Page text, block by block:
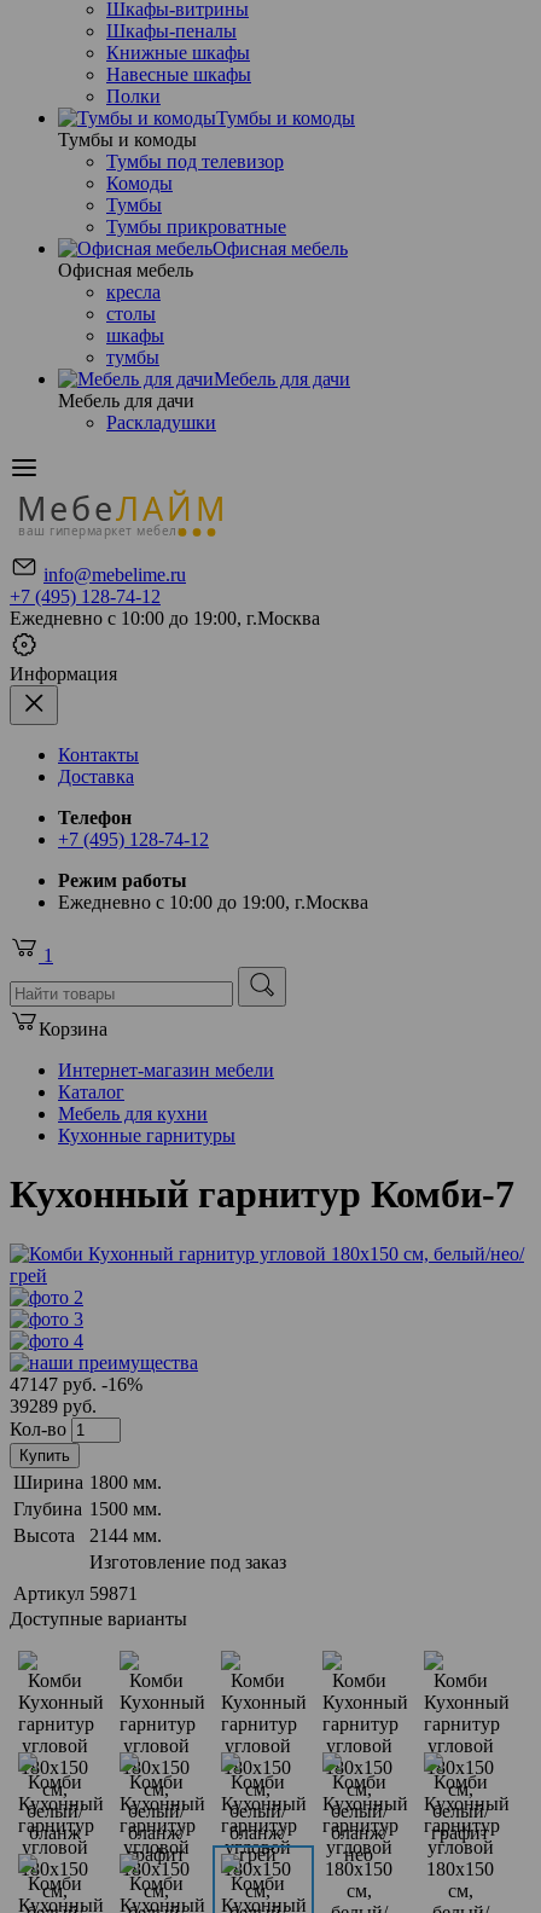
Шкафы-витрины
Шкафы-пеналы
Книжные шкафы
Навесные шкафы
Полки
Тумбы и комоды
Тумбы и комоды
Тумбы под телевизор
Комоды
Тумбы
Тумбы прикроватные
Офисная мебель
Офисная мебель
кресла
столы
шкафы
тумбы
Мебель для дачи
Мебель для дачи
Раскладушки
МебеЛАЙМ
ваш гипермаркет мебели
info@mebelime.ru
+7 (495) 128-74-12
Ежедневно с 10:00 до 19:00, г.Москва
Информация
Контакты
Доставка
Телефон
+7 (495) 128-74-12
Режим работы
Ежедневно с 10:00 до 19:00, г.Москва
1
Корзина
Интернет-магазин мебели
Каталог
Мебель для кухни
Кухонные гарнитуры
Кухонный гарнитур Комби-7
47147 руб. -16%
39289 руб.
Кол-во
Купить
Ширина 1800 мм.
Глубина 1500 мм.
Высота
2144 мм.
Изготовление под заказ
Артикул 59871
Доступные варианты